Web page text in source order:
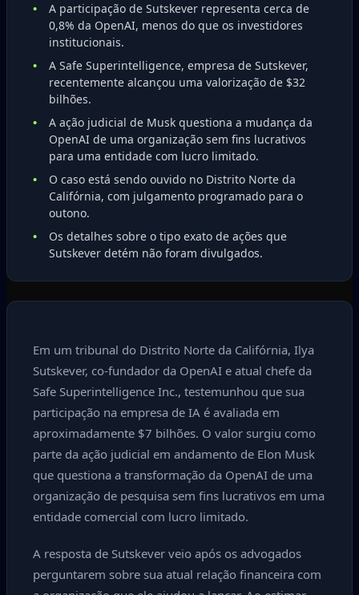
A participação de Sutskever representa cerca de
0,8% da OpenAI, menos do que os investidores
institucionais.
A Safe Superintelligence, empresa de Sutskever,
recentemente alcançou uma valorização de $32
bilhões.
A ação judicial de Musk questiona a mudança da
OpenAI de uma organização sem fins lucrativos
para uma entidade com lucro limitado.
O caso está sendo ouvido no Distrito Norte da
Califórnia, com julgamento programado para o
outono.
Os detalhes sobre o tipo exato de ações que
Sutskever detém não foram divulgados.
Em um tribunal do Distrito Norte da Califórnia, Ilya
Sutskever, co-fundador da OpenAI e atual chefe da
Safe Superintelligence Inc., testemunhou que sua
participação na empresa de IA é avaliada em
aproximadamente $7 bilhões. O valor surgiu como
parte da ação judicial em andamento de Elon Musk
que questiona a transformação da OpenAI de uma
organização de pesquisa sem fins lucrativos em uma
entidade comercial com lucro limitado.
A resposta de Sutskever veio após os advogados
perguntarem sobre sua atual relação financeira com